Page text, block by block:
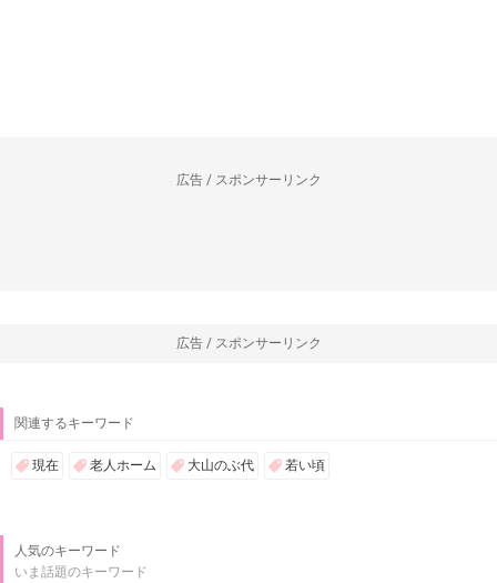
広告 / スポンサーリンク
広告 / スポンサーリンク
関連するキーワード
現在 老人ホーム 大山のぶ代 若い頃
人気のキーワード
いま話題のキーワード